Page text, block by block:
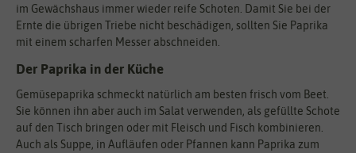
im Gewächshaus immer wieder reife Schoten. Damit Sie bei der
Ernte die übrigen Triebe nicht beschädigen, sollten Sie Paprika
mit einem scharfen Messer abschneiden.
Der Paprika in der Küche
Gemüsepaprika schmeckt natürlich am besten frisch vom Beet.
Sie können ihn aber auch im Salat verwenden, als gefüllte Schote
auf den Tisch bringen oder mit Fleisch und Fisch kombinieren.
Auch als Suppe, in Aufläufen oder Pfannen kann Paprika zum